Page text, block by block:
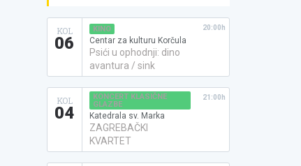
KOL
06
KINO
Centar za kulturu Korčula
Psići u ophodnji: dino
avantura / sink
20:00h
KOL
04
KONCERT KLASIČNE
GLAZBE
Katedrala sv. Marka
ZAGREBAČKI
KVARTET
21:00h